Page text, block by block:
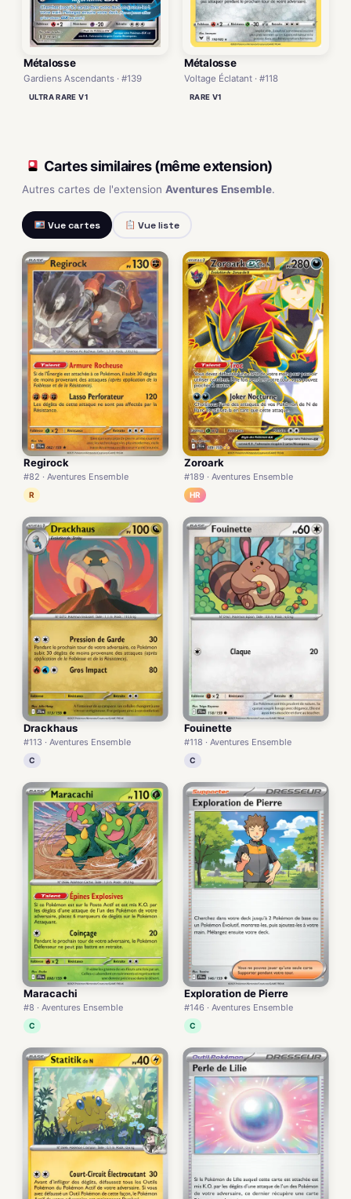
Métalosse
Gardiens Ascendants · #139
ULTRA RARE V1
Métalosse
Voltage Éclatant · #118
RARE V1
Cartes similaires (même extension)
Autres cartes de l'extension Aventures Ensemble.
Vue cartes Vue liste
Regirock
#82 · Aventures Ensemble
R
Zoroark
#189 · Aventures Ensemble
HR
Drackhaus
#113 · Aventures Ensemble
C
Fouinette
#118 · Aventures Ensemble
C
Maracachi
#8 · Aventures Ensemble
C
Exploration de Pierre
#146 · Aventures Ensemble
C